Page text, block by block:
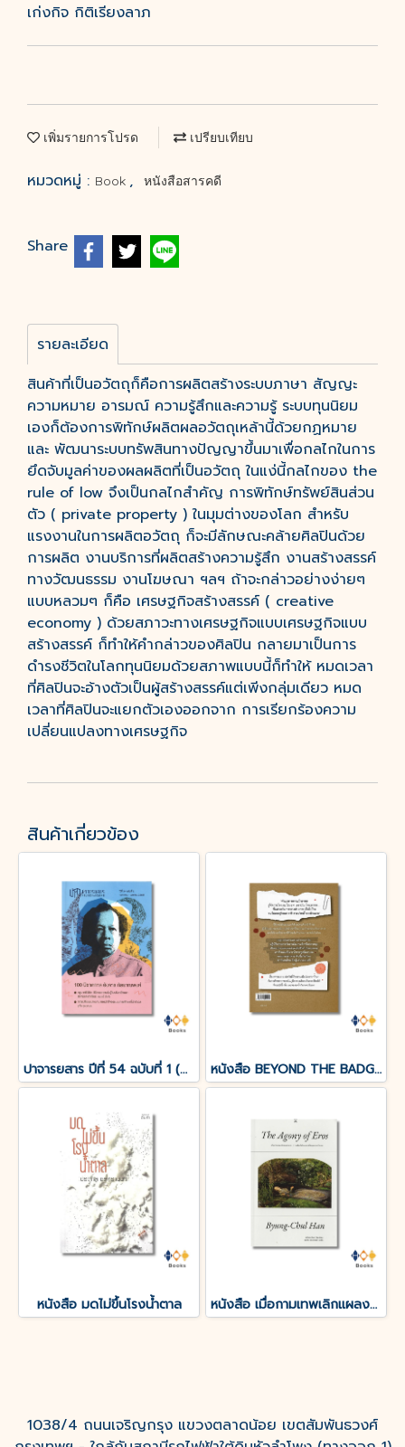
เก่งกิจ กิติเรียงลาภ
เพิ่มรายการโปรด เปรียบเทียบ
หมวดหมู่ : Book , หนังสือสารคดี
Share
รายละเอียด
สินค้าที่เป็นอวัตถุก็คือการผลิตสร้างระบบภาษา สัญญะ
ความหมาย อารมณ์ ความรู้สึกและความรู้ ระบบทุนนิยม
เองก็ต้องการพิทักษ์ผลิตผลอวัตถุเหล้านี้ด้วยกฏหมาย
และ พัฒนาระบบทรัพสินทางปัญญาขึ้นมาเพื่อกลไกในการ
ยึดจับมูลค่าของผลผลิตที่เป็นอวัตถุ ในแง่นี้กลไกของ the
rule of low จึงเป็นกลไกสำคัญ การพิทักษ์ทรัพย์สินส่วน
ตัว ( private property ) ในมุมต่างของโลก สำหรับ
แรงงานในการผลิตอวัตถุ ก็จะมีลักษณะคล้ายศิลปินด้วย
การผลิต งานบริการที่ผลิตสร้างความรู้สึก งานสร้างสรรค์
ทางวัฒนธรรม งานโฆษณา ฯลฯ ถ้าจะกล่าวอย่างง่ายๆ
แบบหลวมๆ ก็คือ เศรษฐกิจสร้างสรรค์ ( creative
economy ) ด้วยสภาวะทางเศรษฐกิจแบบเศรษฐกิจแบบ
สร้างสรรค์ ก็ทำให้คำกล่าวของศิลปิน กลายมาเป็นการ
ดำรงชีวิตในโลกทุนนิยมด้วยสภาพแบบนี้ก็ทำให้ หมดเวลา
ที่ศิลปินจะอ้างตัวเป็นผู้สร้างสรรค์แต่เพีงกลุ่มเดียว หมด
เวลาที่ศิลปินจะแยกตัวเองออกจาก การเรียกร้องความ
เปลี่ยนแปลงทางเศรษฐกิจ
สินค้าเกี่ยวข้อง
ปาจารยสาร ปีที่ 54 ฉบับที่ 1 (ม.ค. – เม.ย. 2568) ฉบับ 100 ปีชาตกาล อังคาร กัลยาณพงศ์ หนังสือ BEYOND THE BADGE เปิดแฟ้มคดีลับ?FBI THAILAND
หนังสือ มดไม่ขึ้นโรงน้ำตาล หนังสือ เมื่อกามเทพเลิกแผลงศร (The Agony of Eros)
1038/4 ถนนเจริญกรุง แขวงตลาดน้อย เขตสัมพันธวงศ์